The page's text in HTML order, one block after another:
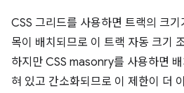
CSS 그리드를 사용하면 트랙의 크
목이 배치되므로 이 트랙 자동 크기
하지만 CSS masonry를 사용하면
혀 있고 간소화되므로 이 제한이 더